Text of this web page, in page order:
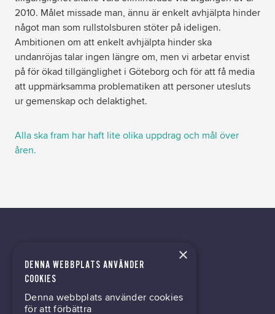
2010. Målet missade man, ännu är enkelt avhjälpta hinder
något man som rullstolsburen stöter på ideligen.
Ambitionen om att enkelt avhjälpta hinder ska
undanröjas talar ingen längre om, men vi arbetar envist
på för ökad tillgänglighet i Göteborg och för att få media
att uppmärksamma problematiken att personer utesluts
ur gemenskap och delaktighet.
Alla ska fram har haft lite olika uppdrag och mål över
åren.
kontor@gil.se
031-63 64 80
×
DENNA WEBBPLATS ANVÄNDER
COOKIES
Denna webbplats använder cookies
för att förbättra